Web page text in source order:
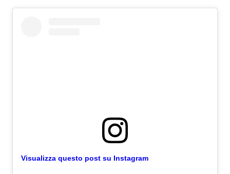
Visualizza questo post su Instagram